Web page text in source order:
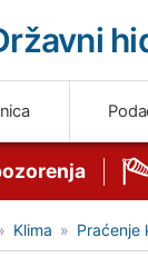
Klima Praćenje